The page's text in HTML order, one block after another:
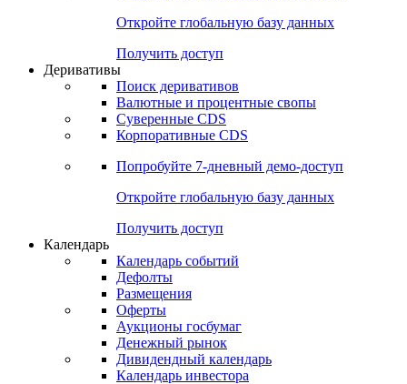
Откройте глобальную базу данных
Получить доступ
Деривативы
Поиск деривативов
Валютные и процентные свопы
Суверенные CDS
Корпоративные CDS
Попробуйте 7-дневный демо-доступ
Откройте глобальную базу данных
Получить доступ
Календарь
Календарь событий
Дефолты
Размещения
Оферты
Аукционы госбумаг
Денежный рынок
Дивидендный календарь
Календарь инвестора